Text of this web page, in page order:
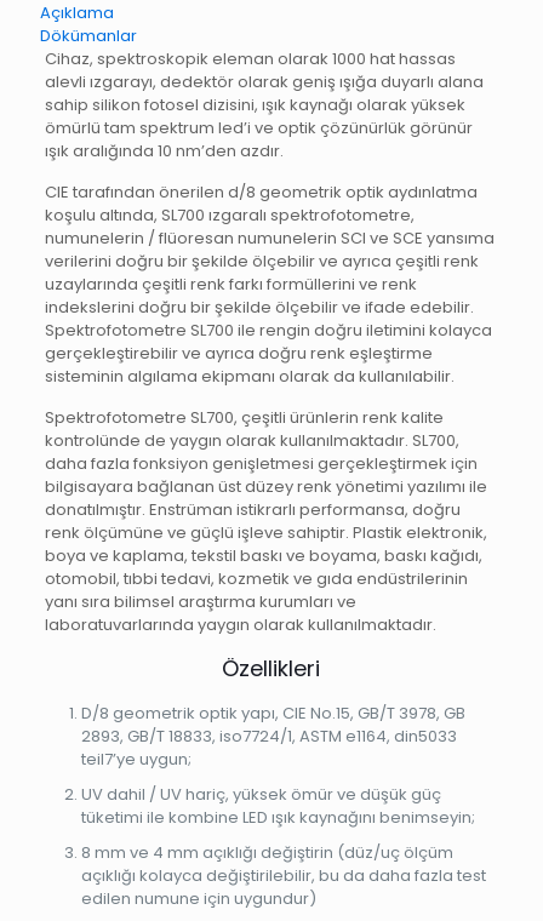
Açıklama
Dökümanlar
Cihaz, spektroskopik eleman olarak 1000 hat hassas
alevli ızgarayı, dedektör olarak geniş ışığa duyarlı alana
sahip silikon fotosel dizisini, ışık kaynağı olarak yüksek
ömürlü tam spektrum led’i ve optik çözünürlük görünür
ışık aralığında 10 nm’den azdır.
CIE tarafından önerilen d/8 geometrik optik aydınlatma
koşulu altında, SL700 ızgaralı spektrofotometre,
numunelerin / flüoresan numunelerin SCI ve SCE yansıma
verilerini doğru bir şekilde ölçebilir ve ayrıca çeşitli renk
uzaylarında çeşitli renk farkı formüllerini ve renk
indekslerini doğru bir şekilde ölçebilir ve ifade edebilir.
Spektrofotometre SL700 ile rengin doğru iletimini kolayca
gerçekleştirebilir ve ayrıca doğru renk eşleştirme
sisteminin algılama ekipmanı olarak da kullanılabilir.
Spektrofotometre SL700, çeşitli ürünlerin renk kalite
kontrolünde de yaygın olarak kullanılmaktadır. SL700,
daha fazla fonksiyon genişletmesi gerçekleştirmek için
bilgisayara bağlanan üst düzey renk yönetimi yazılımı ile
donatılmıştır. Enstrüman istikrarlı performansa, doğru
renk ölçümüne ve güçlü işleve sahiptir. Plastik elektronik,
boya ve kaplama, tekstil baskı ve boyama, baskı kağıdı,
otomobil, tıbbi tedavi, kozmetik ve gıda endüstrilerinin
yanı sıra bilimsel araştırma kurumları ve
laboratuvarlarında yaygın olarak kullanılmaktadır.
Özellikleri
D/8 geometrik optik yapı, CIE No.15, GB/T 3978, GB
2893, GB/T 18833, iso7724/1, ASTM e1164, din5033
teil7’ye uygun;
UV dahil / UV hariç, yüksek ömür ve düşük güç
tüketimi ile kombine LED ışık kaynağını benimseyin;
8 mm ve 4 mm açıklığı değiştirin (düz/uç ölçüm
açıklığı kolayca değiştirilebilir, bu da daha fazla test
edilen numune için uygundur)